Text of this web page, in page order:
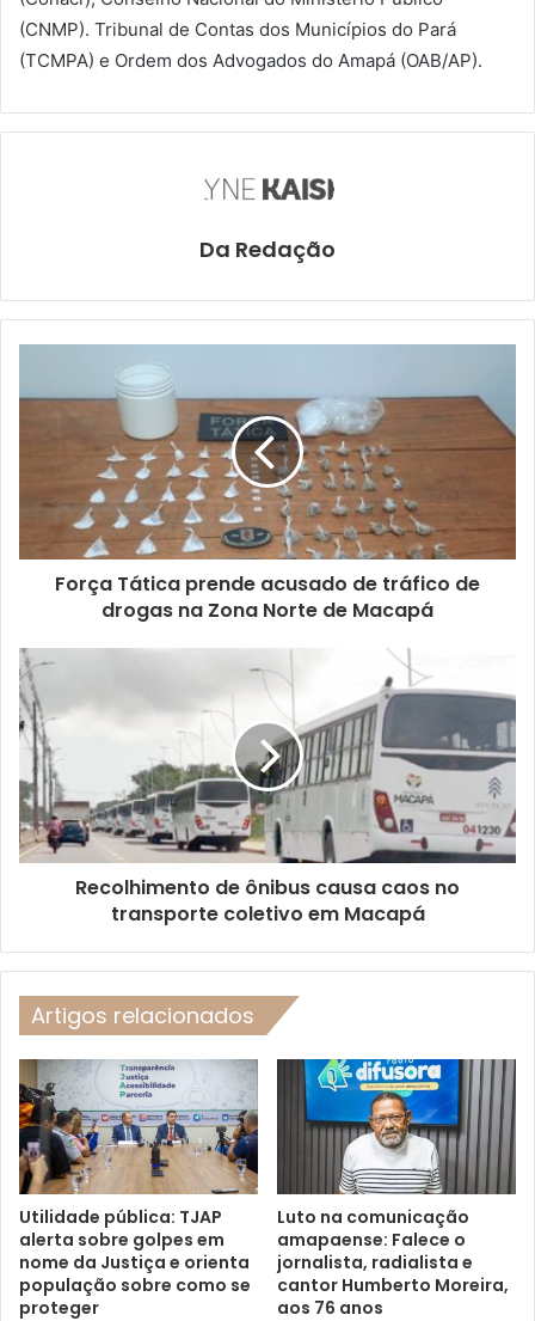
(CNMP). Tribunal de Contas dos Municípios do Pará
(TCMPA) e Ordem dos Advogados do Amapá (OAB/AP).
Da Redação
Força Tática prende acusado de tráfico de
drogas na Zona Norte de Macapá
Recolhimento de ônibus causa caos no
transporte coletivo em Macapá
Artigos relacionados
Utilidade pública: TJAP
alerta sobre golpes em
nome da Justiça e orienta
população sobre como se
proteger
Luto na comunicação
amapaense: Falece o
jornalista, radialista e
cantor Humberto Moreira,
aos 76 anos